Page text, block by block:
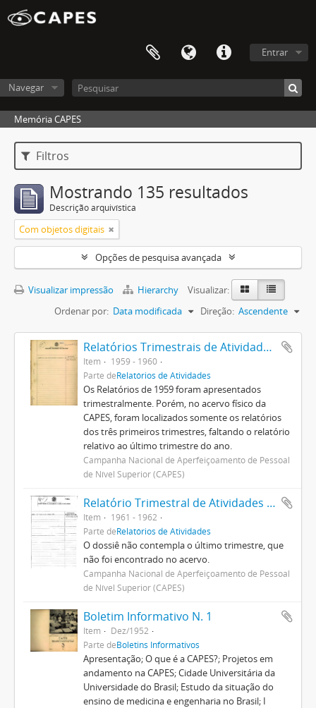
Entrar
Navegar
Memória CAPES
Filtros
Mostrando 135 resultados
Descrição arquivística
Com objetos digitais
Opções de pesquisa avançada
Visualizar impressão Hierarchy
Visualizar:
Ordenar por: Data modificada Direção: Ascendente
Relatórios Trimestrais de Atividades 1959
Item
1959 - 1960
Parte deRelatórios de Atividades
Os Relatórios de 1959 foram apresentados
trimestralmente. Porém, no acervo físico da
CAPES, foram localizados somente os relatórios
dos três primeiros trimestres, faltando o relatório
relativo ao último trimestre do ano.
Campanha Nacional de Aperfeiçoamento de Pessoal
de Nível Superior (CAPES)
Relatório Trimestral de Atividades 1961
Item
1961 - 1962
Parte deRelatórios de Atividades
O dossiê não contempla o último trimestre, que
não foi encontrado no acervo.
Campanha Nacional de Aperfeiçoamento de Pessoal
de Nível Superior (CAPES)
Boletim Informativo N. 1
Item
Dez/1952
Parte deBoletins Informativos
Apresentação; O que é a CAPES?; Projetos em
andamento na CAPES; Cidade Universitária da
Universidade do Brasil; Estudo da situação do
ensino de medicina e engenharia no Brasil; I